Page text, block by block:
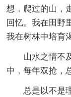
想，爬过的山，
回忆。我在田野
我在树林中培育
山水之情不
中，每年双抢，
总是以不是